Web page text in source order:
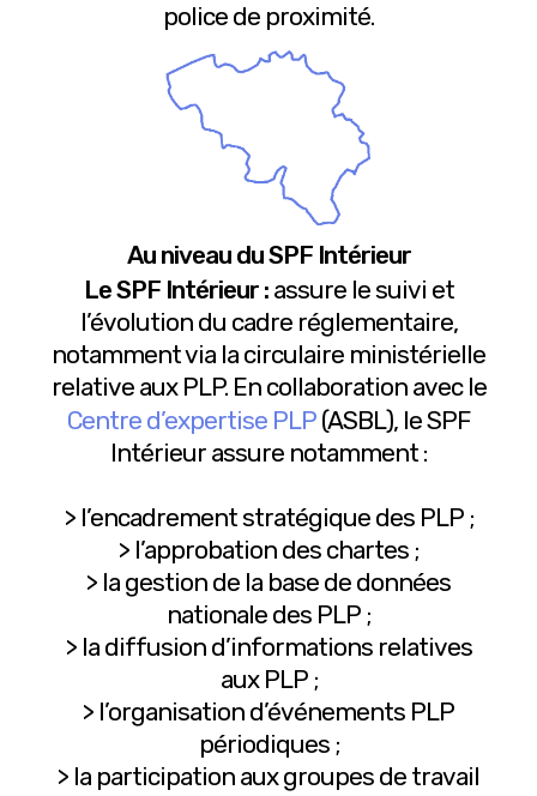
police de proximité.
Au niveau du SPF Intérieur
Le SPF Intérieur : assure le suivi et
l’évolution du cadre réglementaire,
notamment via la circulaire ministérielle
relative aux PLP. En collaboration avec le
Centre d’expertise PLP (ASBL), le SPF
Intérieur assure notamment :
> l’encadrement stratégique des PLP ;
> l’approbation des chartes ;
> la gestion de la base de données
nationale des PLP ;
> la diffusion d’informations relatives
aux PLP ;
> l’organisation d’événements PLP
périodiques ;
> la participation aux groupes de travail